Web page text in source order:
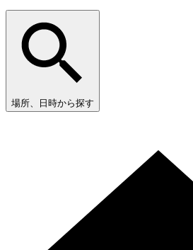
場所、日時から探す